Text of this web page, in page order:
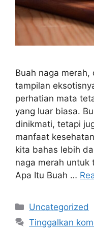
Buah naga
tampilan
perhatian mata
yang luar biasa.
dinikmati, tetapi
manfaat
kita bahas lebih
naga merah untuk
Apa Itu Buah …
Kategori
Uncategorized
Tinggalkan